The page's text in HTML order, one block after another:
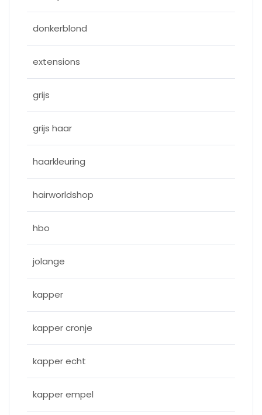
donkerblond
extensions
grijs
grijs haar
haarkleuring
hairworldshop
hbo
jolange
kapper
kapper cronje
kapper echt
kapper empel